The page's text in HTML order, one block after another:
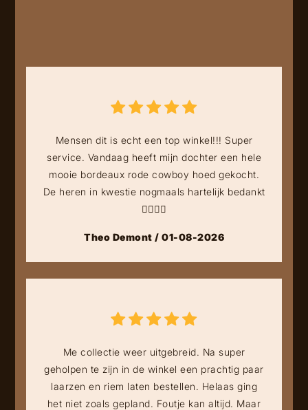
Mensen dit is echt een top winkel!!! Super
service. Vandaag heeft mijn dochter een hele
mooie bordeaux rode cowboy hoed gekocht.
De heren in kwestie nogmaals hartelijk bedankt
👍🏻👍🏻
Theo Demont / 01-08-2026
Me collectie weer uitgebreid. Na super
geholpen te zijn in de winkel een prachtig paar
laarzen en riem laten bestellen. Helaas ging
het niet zoals gepland. Foutje kan altijd. Maar